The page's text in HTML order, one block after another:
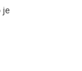
je